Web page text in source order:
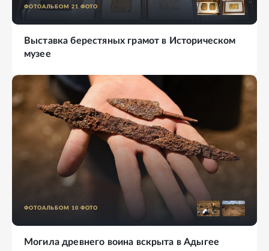
ФОТОАЛЬБОМ 21 ФОТО
Выставка берестяных грамот в Историческом
музее
ФОТОАЛЬБОМ 10 ФОТО
Могила древнего воина вскрыта в Адыгее